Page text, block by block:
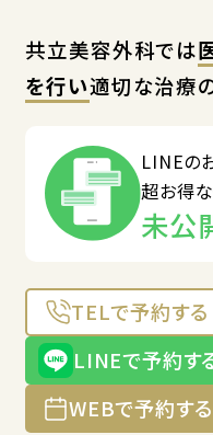
共立美容外科では
を行い適切な治療
LINEの
超お得
未公
TELで予約する
LINEで予約す
WEBで予約する